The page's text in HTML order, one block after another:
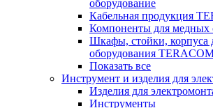
оборудование
Кабельная продукция
Компоненты для медных
Шкафы, стойки, корпуса
оборудования
Показать все
Инструмент и изделия для
Изделия для
Инструменты